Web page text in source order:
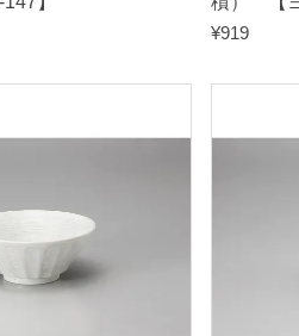
¥919